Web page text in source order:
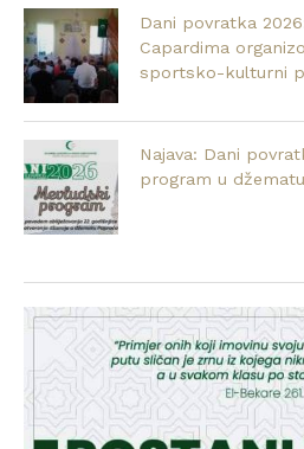
Dani povratka
Capardima
sportsko-kulturni
Najava: Dani
program u